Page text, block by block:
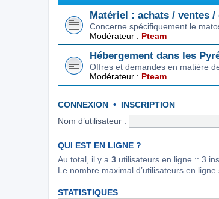
Matériel : achats / ventes
Concerne spécifiquement le
Modérateur : Pteam
Hébergement dans les
Offres et demandes en matière
Modérateur : Pteam
CONNEXION • INSCRIPTION
Nom d’utilisateur :
QUI EST EN LIGNE ?
Au total, il y a 3 utilisateurs en ligne :: 3
Le nombre maximal d’utilisateurs en
STATISTIQUES